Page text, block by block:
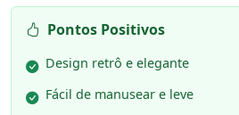
Pontos Positivos
Design retrô e elegante
Fácil de manusear e leve